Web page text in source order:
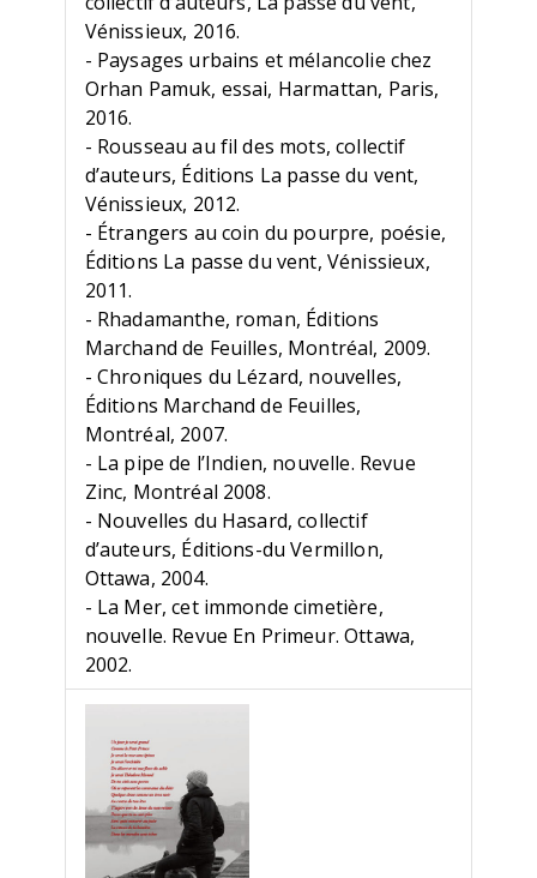
Vénissieux, 2016.
- Paysages urbains et mélancolie chez
Orhan Pamuk, essai, Harmattan, Paris,
2016.
- Rousseau au fil des mots, collectif
d’auteurs, Éditions La passe du vent,
Vénissieux, 2012.
- Étrangers au coin du pourpre, poésie,
Éditions La passe du vent, Vénissieux,
2011.
- Rhadamanthe, roman, Éditions
Marchand de Feuilles, Montréal, 2009.
- Chroniques du Lézard, nouvelles,
Éditions Marchand de Feuilles,
Montréal, 2007.
- La pipe de l’Indien, nouvelle. Revue
Zinc, Montréal 2008.
- Nouvelles du Hasard, collectif
d’auteurs, Éditions-du Vermillon,
Ottawa, 2004.
- La Mer, cet immonde cimetière,
nouvelle. Revue En Primeur. Ottawa,
2002.